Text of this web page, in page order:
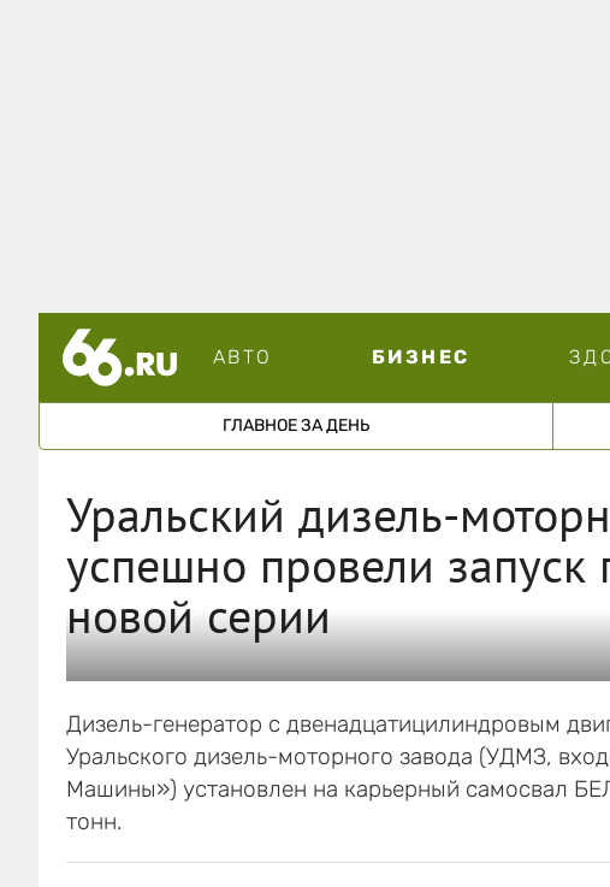
АВТО БИЗНЕС
ГЛАВНОЕ ЗА ДЕНЬ
Уральский дизель-
успешно провели запуск
новой серии
Дизель-генератор с двенадцатицилиндровым
Уральского дизель-моторного завода (УДМЗ,
Машины») установлен на карьерный самосвал
тонн.